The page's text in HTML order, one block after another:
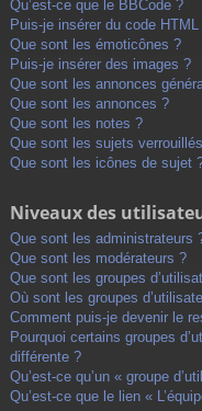
Qu’est-ce que le BBCode ?
Puis-je insérer du code HTML
Que sont les émoticônes ?
Puis-je insérer des images ?
Que sont les annonces
Que sont les annonces ?
Que sont les notes ?
Que sont les sujets
Que sont les icônes de sujet
Niveaux des
Que sont les administrateurs
Que sont les modérateurs ?
Que sont les groupes
Où sont les groupes
Comment puis-je devenir le
Pourquoi certains groupes
différente ?
Qu’est-ce qu’un « groupe
Qu’est-ce que le lien «